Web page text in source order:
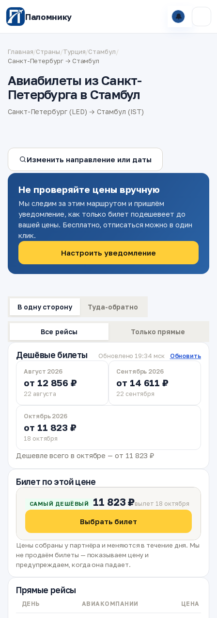
Паломнику 🔔
Главная/Страны/Турция/Стамбул/
Санкт-Петербург → Стамбул
Авиабилеты из Санкт-
Петербурга в Стамбул
Санкт-Петербург (LED) → Стамбул (IST)
Изменить направление или даты
Не проверяйте цены вручную
Мы следим за этим маршрутом и пришлём
уведомление, как только билет подешевеет до
вашей цены. Бесплатно, отписаться можно в один
клик.
Настроить уведомление
В одну сторону Туда-обратно
Все рейсы Только прямые
Дешёвые билеты Обновлено 19:34 мск Обновить
Август 2026
от 12 856 ₽
22 августа
Сентябрь 2026
от 14 611 ₽
22 сентября
Октябрь 2026
от 11 823 ₽
18 октября
Дешевле всего в октябре — от 11 823 ₽
Билет по этой цене
САМЫЙ ДЕШЁВЫЙ 11 823 ₽вылет 18 октября
Выбрать билет
Цены собраны у партнёра и меняются в течение дня. Мы
не продаём билеты — показываем цену и
предупреждаем, когда она падает.
Прямые рейсы
ДЕНЬ АВИАКОМПАНИИ ЦЕНА ОТ